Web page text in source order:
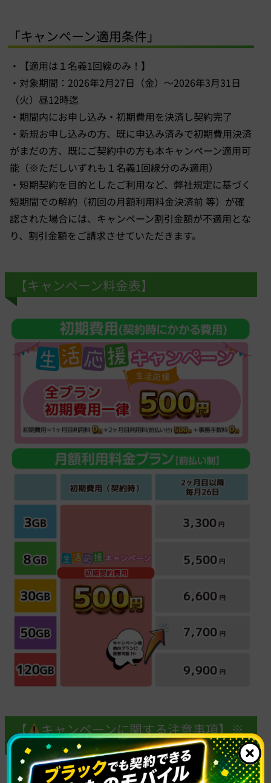
「キャンペーン適用条件」
・【適用は１名義1回線のみ！】
・対象期間：2026年2月27日（金）～2026年3月31日
（火）昼12時迄
・期間内にお申し込み・初期費用を決済し契約完了
・新規お申し込みの方、既に申込み済みで初期費用決済
がまだの方、既にご契約中の方も本キャンペーン適用可
能（※ただしいずれも１名義1回線分のみ適用）
・短期契約を目的としたご利用など、弊社規定に基づく
短期間での解約（初回の月額利用料金決済前 等）が確
認された場合には、キャンペーン割引金額が不適用とな
り、割引金額をご請求させていただきます。
【キャンペーン料金表】
【 キャンペーンに関する注意事項】※
必ずお読みください。
・「あなたのモバイルサポート」にて解約履歴や未納が